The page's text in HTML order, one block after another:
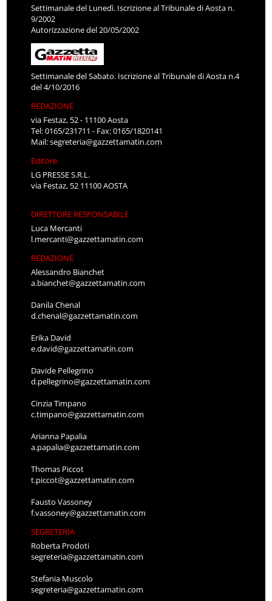
Settimanale del Lunedì. Iscrizione al Tribunale di Aosta n.
9/2002
Autorizzazione del 20/05/2002
Settimanale del Sabato. Iscrizione al Tribunale di Aosta n.4
del 4/10/2016
REDAZIONE
via Festaz, 52 - 11100 Aosta
Tel: 0165/231711 - Fax: 0165/1820141
Mail:segreteria@gazzettamatin.com
Editore
LG PRESSE S.R.L.
via Festaz, 52 11100 AOSTA
DIRETTORE RESPONSABILE
Luca Mercanti
l.mercanti@gazzettamatin.com
REDAZIONE
Alessandro Bianchet
a.bianchet@gazzettamatin.com
Danila Chenal
d.chenal@gazzettamatin.com
Erika David
e.david@gazzettamatin.com
Davide Pellegrino
d.pellegrino@gazzettamatin.com
Cinzia Timpano
c.timpano@gazzettamatin.com
Arianna Papalia
a.papalia@gazzettamatin.com
Thomas Piccot
t.piccot@gazzettamatin.com
Fausto Vassoney
f.vassoney@gazzettamatin.com
SEGRETERIA
Roberta Prodoti
segreteria@gazzettamatin.com
Stefania Muscolo
segreteria@gazzettamatin.com